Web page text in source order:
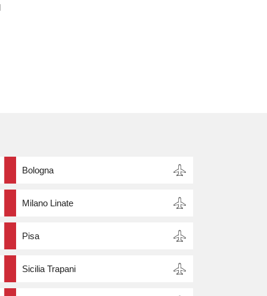
Bologna
Milano Linate
Pisa
Sicilia Trapani